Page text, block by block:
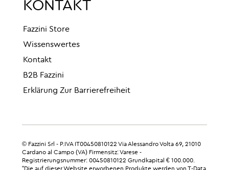
KONTAKT
Fazzini Store
Wissenswertes
Kontakt
B2B Fazzini
Erklärung Zur Barrierefreiheit
© Fazzini Srl - P.IVA IT00450810122 Via Alessandro Volta 69, 21010
Cardano al Campo (VA) Firmensitz: Varese -
Registrierungsnummer: 00450810122 Grundkapital € 100.000.